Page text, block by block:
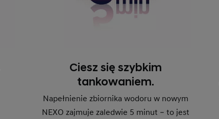
Ciesz się szybkim
tankowaniem.
Napełnienie zbiornika wodoru w nowym
NEXO zajmuje zaledwie 5 minut – to jest